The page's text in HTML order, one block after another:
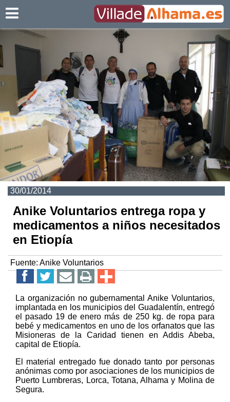
30/01/2014
Anike Voluntarios entrega ropa y
medicamentos a niños necesitados
en Etiopía
Fuente: Anike Voluntarios
La organización no gubernamental Anike Voluntarios,
implantada en los municipios del Guadalentín, entregó
el pasado 19 de enero más de 250 kg. de ropa para
bebé y medicamentos en uno de los orfanatos que las
Misioneras de la Caridad tienen en Addis Abeba,
capital de Etiopía.
El material entregado fue donado tanto por personas
anónimas como por asociaciones de los municipios de
Puerto Lumbreras, Lorca, Totana, Alhama y Molina de
Segura.